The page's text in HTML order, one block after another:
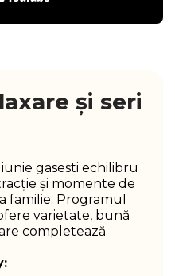
și seri
iunie gasesti echilibru
și momente de
familie. Programul
varietate, bună
completează